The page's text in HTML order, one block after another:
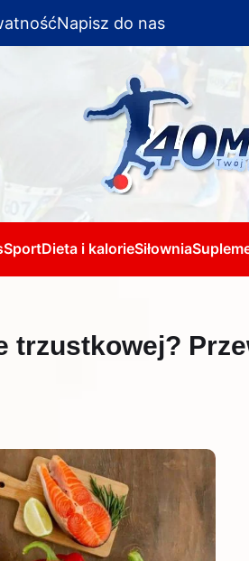
Napisz do nas
SportDieta i kalorieSiłownia
trzustkowej?